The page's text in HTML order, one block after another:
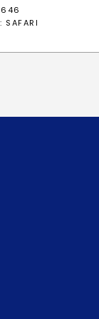
SAFARI